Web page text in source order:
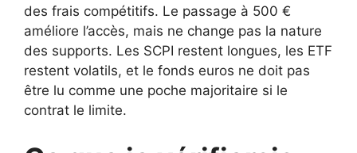
des frais compétitifs. Le passage à 500 €
améliore l’accès, mais ne change pas la nature
des supports. Les SCPI restent longues, les ETF
restent volatils, et le fonds euros ne doit pas
être lu comme une poche majoritaire si le
contrat le limite.